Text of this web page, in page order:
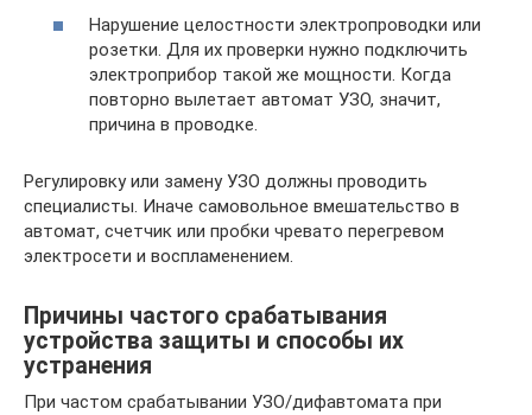
Нарушение целостности электропроводки или
розетки. Для их проверки нужно подключить
электроприбор такой же мощности. Когда
повторно вылетает автомат УЗО, значит,
причина в проводке.
Регулировку или замену УЗО должны проводить
специалисты. Иначе самовольное вмешательство в
автомат, счетчик или пробки чревато перегревом
электросети и воспламенением.
Причины частого срабатывания
устройства защиты и способы их
устранения
При частом срабатывании УЗО/дифавтомата при